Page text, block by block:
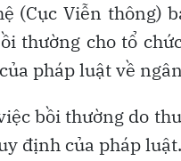
(Cục Viễn
thường cho tổ
pháp luật về
bồi thường do
định của pháp luật.